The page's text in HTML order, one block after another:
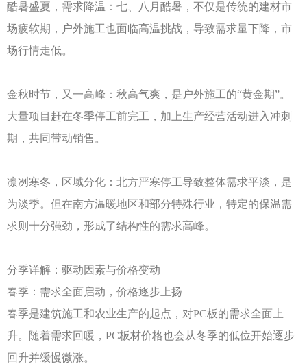
酷暑盛夏，需求降温：七、八月酷暑，不仅是传统的建材市
场疲软期，户外施工也面临高温挑战，导致需求量下降，市
场行情走低。
金秋时节，又一高峰：秋高气爽，是户外施工的“黄金期”。
大量项目赶在冬季停工前完工，加上生产经营活动进入冲刺
期，共同带动销售。
凛冽寒冬，区域分化：北方严寒停工导致整体需求平淡，是
为淡季。但在南方温暖地区和部分特殊行业，特定的保温需
求则十分强劲，形成了结构性的需求高峰。
分季详解：驱动因素与价格变动
春季：需求全面启动，价格逐步上扬
春季是建筑施工和农业生产的起点，对PC板的需求全面上
升。随着需求回暖，PC板材价格也会从冬季的低位开始逐步
回升并缓慢微涨。